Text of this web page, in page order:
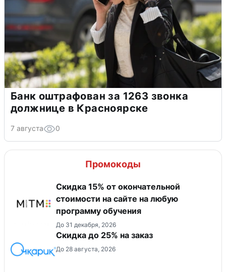
Банк оштрафован за 1263 звонка
должнице в Красноярске
7 августа 0
Промокоды
Скидка 15% от окончательной
стоимости на сайте на любую
программу обучения
До 31 декабря, 2026
Скидка до 25% на заказ
До 28 августа, 2026